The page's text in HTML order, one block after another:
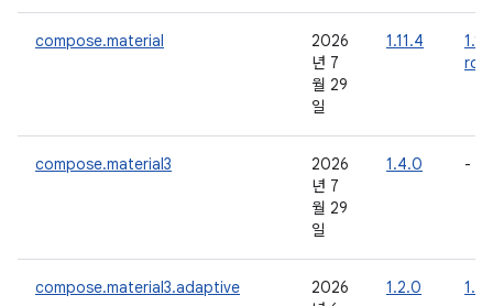
compose.material
2026
년 7
월 29
일
1.11.4
compose.material3
2026
년 7
월 29
일
1.4.0 -
compose.material3.adaptive
2026
1.2.0